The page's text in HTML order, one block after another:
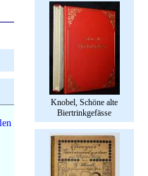
Knobel, Schöne alte
Biertrinkgefässe